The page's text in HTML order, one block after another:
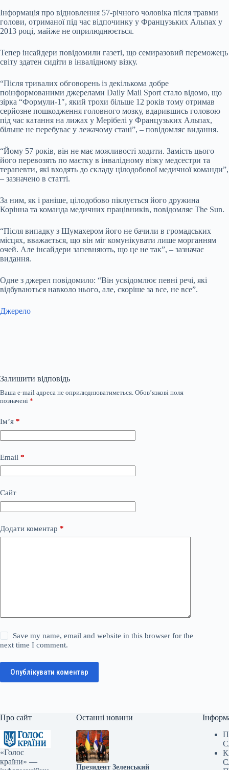
Інформація про відновлення 57-річного чоловіка після травми
голови, отриманої під час відпочинку у Французьких Альпах у
2013 році, майже не оприлюднюється.
Тепер інсайдери повідомили газеті, що семиразовий переможець
світу здатен сидіти в інвалідному візку.
“Після тривалих обговорень із декількома добре
поінформованими джерелами Daily Mail Sport стало відомо, що
зірка “Формули-1″, який трохи більше 12 років тому отримав
серйозне пошкодження головного мозку, вдарившись головою
під час катання на лижах у Мерібелі у Французьких Альпах,
більше не перебуває у лежачому стані”, – повідомляє видання.
“Йому 57 років, він не має можливості ходити. Замість цього
його перевозять по маєтку в інвалідному візку медсестри та
терапевти, які входять до складу цілодобової медичної команди”,
– зазначено в статті.
За ним, як і раніше, цілодобово піклується його дружина
Корінна та команда медичних працівників, повідомляє The Sun.
“Після випадку з Шумахером його не бачили в громадських
місцях, вважається, що він міг комунікувати лише морганням
очей. Але інсайдери запевняють, що це не так”, – зазначає
видання.
Одне з джерел повідомило: “Він усвідомлює певні речі, які
відбуваються навколо нього, але, скоріше за все, не все”.
Джерело
Залишити відповідь
Ваша e-mail адреса не оприлюднюватиметься. Обов’язкові поля
позначені *
Ім’я *
Email *
Сайт
Додати коментар *
Save my name, email and website in this browser for the
next time I comment.
Опублікувати коментар
Про сайт
«Голос
країни» —
Останні новини
Президент Зеленський